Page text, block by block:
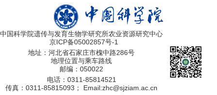
中国科学院遗传与发育生物学研究所农业资源研究中心
京ICP备05002857号-1
地址：河北省石家庄市槐中路286号
地理位置与乘车路线
邮编：050022
电话：0311-85814521
传真：0311-85815093； Email:zhc@sjziam.ac.cn